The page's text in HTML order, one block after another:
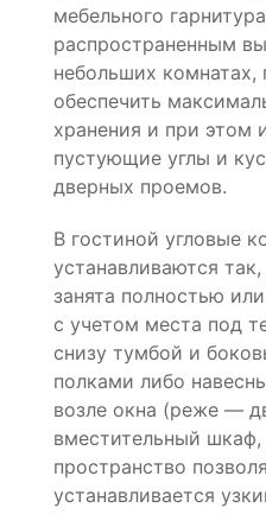
мебельного
распространенным
небольших комнатах,
обеспечить
хранения и при этом
пустующие углы и
дверных проемов.
В гостиной угловые
устанавливаются
занята полностью
с учетом места под
снизу тумбой и
полками либо
возле окна (реже —
вместительный
пространство
устанавливается